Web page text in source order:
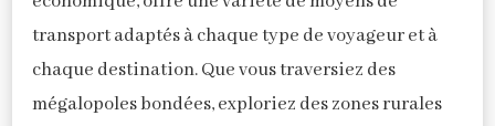
MOYENS
DE
POUR
transport adaptés à chaque type de voyageur et à
chaque destination. Que vous traversiez des
mégalopoles bondées, exploriez des zones rurales